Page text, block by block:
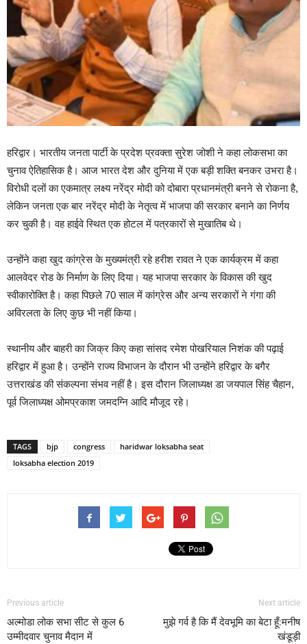
हरिद्वार। भारतीय जनता पार्टी के प्रदेश प्रवक्ता सुरेश जोशी ने कहा लोकसभा का
चुनाव ऐतिहासिक है। आज भारत देश और दुनिया में एक बड़ी शक्ति बनकर उभरा है।
विरोधी दलों का एकमात्र लक्ष्य नरेंद्र मोदी को दोबारा प्रधानमंत्री बनने से रोकना है,
लेकिन जनता एक बार नरेंद्र मोदी के नेतृत्व में भाजपा की सरकार बनाने का निर्णय
कर चुकी है। वह हाईवे स्थित एक होटल में पत्रकारों से मुखातिब थे।
उन्होंने कहा खुद कांग्रेस के मुख्यमंत्री रहे हरीश रावत ने एक कार्यक्रम में कहा
आलवेदर रोड के निर्माण के लिए दिया। यह भाजपा सरकार के विकास की खुद
स्वीकारोक्ति है। कहा पिछले 70 साल में कांग्रेस और अन्य सरकारों ने गंगा की
अविरलता के लिए कुछ भी नहीं किया।
स्थानीय और बाहरी का जिक्र किए कहा सांसद रमेश पोखरियाल निशंक की पढ़ाई
हरिद्वार में हुआ है। उन्होंने राज्य विभाजन के दौरान भी उन्होंने हरिद्वार के बगैर
उत्तराखंड की संकल्पना संभव नहीं है। इस दौरान जिलाध्यक्ष डा जयपाल सिंह चैहान,
पूर्व जिलाध्यक्ष ओमप्रकाश जमदग्नि आदि मौजूद रहे।
TAGS bjp congress
haridwar loksabha seat
loksabha election 2019
Previous article
अल्मोडा लोक सभा सीट से कुल 6
उम्मीदवार चुनाव मैदान में
Next article
मुझे गर्व है कि मैं देवभूमि का बेटा हूँ:मनीष
खंडूड़ी